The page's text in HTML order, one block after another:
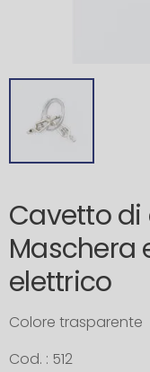
Cavetto
Maschera
elettrico
Colore trasparente
Cod. : 512